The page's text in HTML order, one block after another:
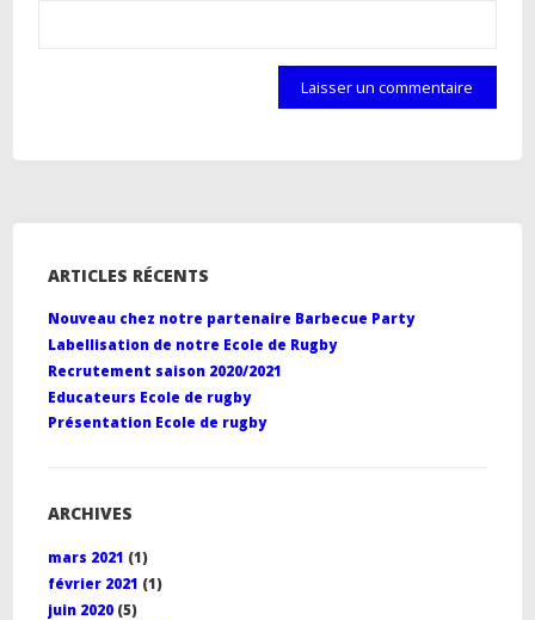
ARTICLES RÉCENTS
Nouveau chez notre partenaire Barbecue Party
Labellisation de notre Ecole de Rugby
Recrutement saison 2020/2021
Educateurs Ecole de rugby
Présentation Ecole de rugby
ARCHIVES
mars 2021 (1)
février 2021 (1)
juin 2020(5)